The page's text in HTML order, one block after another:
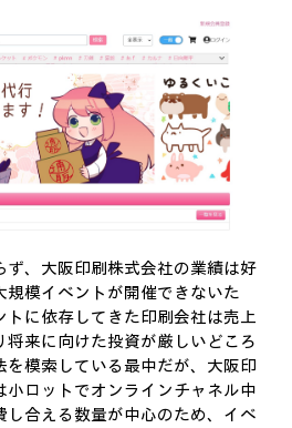
、大阪印刷株式会社の業績は好
規模イベントが開催できないた
トに依存してきた印刷会社は売上
将来に向けた投資が厳しいどころ
を模索している最中だが、大阪印
小ロットでオンラインチャネル中
し合える数量が中心のため、イベ